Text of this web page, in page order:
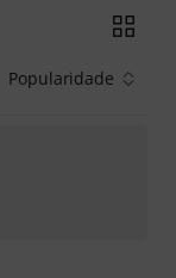
Popularidade